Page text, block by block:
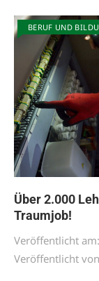
BERUF UND
Über 2.000
Traumjob!
Veröffentlicht am:
Veröffentlicht